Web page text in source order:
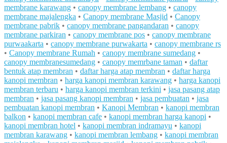
membrane karawang • canopy membrane lembang • canopy
membrane majalengka • Canopy membrane Masjid • Canopy
membrane pabrik • canopy membrane pangandaran • canopy
membrane parkiran • canopy membrane pos • canopy membrane
purwaakarta • canopy membrane purwakarta • canopy membrane rs
• Canopy membrane Rumah • canopy membrane sumedang •
canopy membranesumedang • canopy memrbane taman • daftar
bentuk atap membran • daftar harga atap membran • daftar harga
kanopi membran • harga kanopi membran karawang • harga kanopi
membran terbaru • harga kanopi membran terkini • jasa pasang atap
membran • jasa pasang kanopi membran • jasa pembuatan • jasa
pembuatan kanopi membran • Kanopi Membran • kanopi membran
balkon • kanopi membran cafe • kanopi membran harga kanopi •
kanopi membran hotel • kanopi membran indramayu • kanopi
membran karawang • kanopi membran lembang • kanopi membran